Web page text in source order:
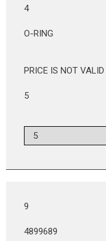
4
O-RING
PRICE IS NOT VALID
5
9
4899689